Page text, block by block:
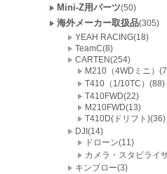
Mini-Z用パーツ(50)
海外メーカー取扱品(305)
YEAH RACING(18)
TeamC(8)
CARTEN(254)
M210（4WDミニ）
T410（1/10TC）(88)
T410FWD(22)
M210FWD(13)
T410D(ドリフト)(36)
DJI(14)
ドローン(11)
カメラ・スタビライ
キンブロー(3)